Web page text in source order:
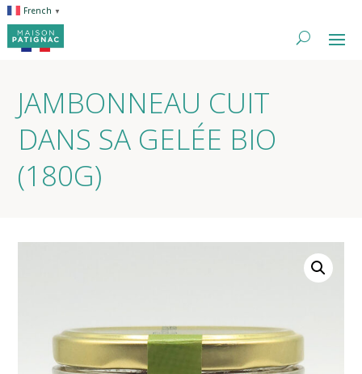
French ▼
JAMBONNEAU CUIT
DANS SA GELÉE BIO
(180G)